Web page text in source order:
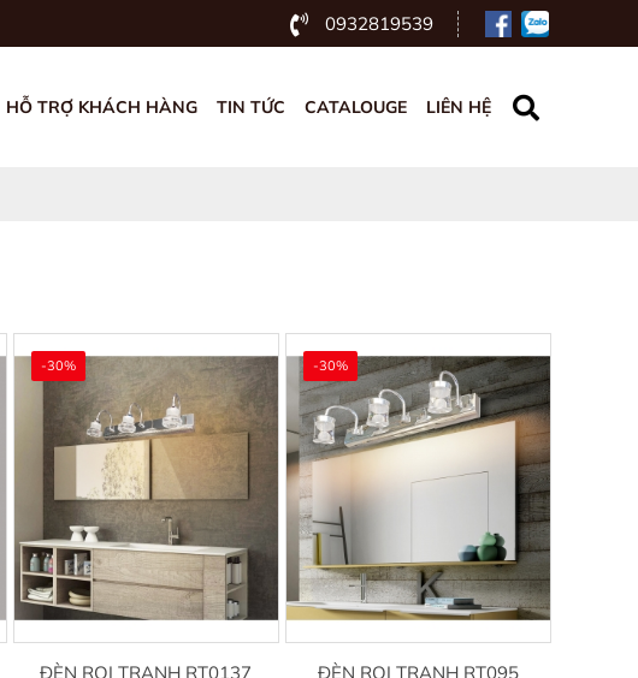
0932819539
HỖ TRỢ KHÁCH HÀNG TIN TỨC CATALOUGE LIÊN HỆ
-30%
ĐÈN RỌI TRANH RT0137
-30%
ĐÈN RỌI TRANH RT095